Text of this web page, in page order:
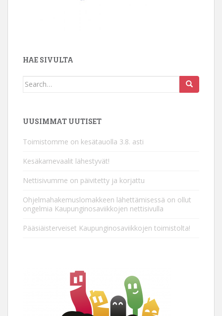
HAE SIVULTA
Search
UUSIMMAT UUTISET
Toimistomme on kesätauolla 3.8. asti
Kesäkarnevaalit lähestyvät!
Nettisivumme on päivitetty ja korjattu
Ohjelmahakemuslomakkeen lähettämisessä on ollut
ongelmia Kaupunginosaviikkojen nettisivulla
Pääsiäisterveiset Kaupunginosaviikkojen toimistolta!